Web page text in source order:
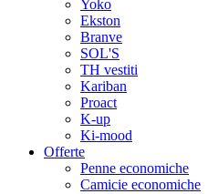
Yoko
Ekston
Branve
SOL'S
TH vestiti
Kariban
Proact
K-up
Ki-mood
Offerte
Penne economiche
Camicie economiche